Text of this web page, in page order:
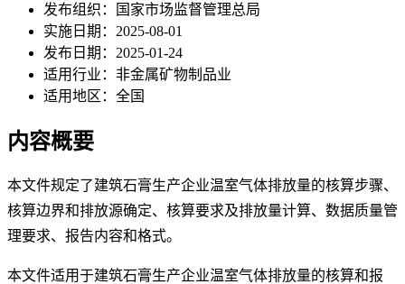
发布组织：
国家市场监督管理总局
实施日期： 2025-08-01
发布日期： 2025-01-24
适用行业： 非金属矿物制品业
适用地区： 全国
内容概要
本文件规定了建筑石膏生产企业温室气体排放量的核算步骤、
核算边界和排放源确定、核算要求及排放量计算、数据质量管
理要求、报告内容和格式。
本文件适用于建筑石膏生产企业温室气体排放量的核算和报